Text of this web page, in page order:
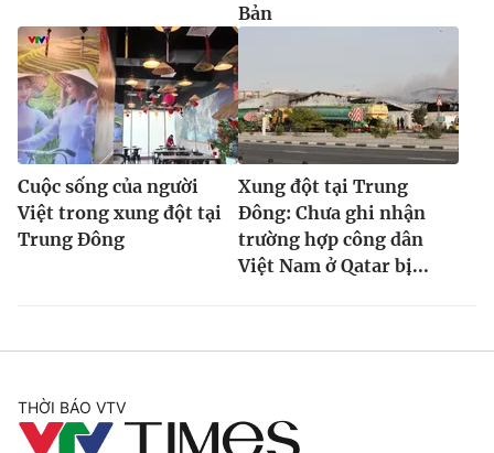
Bản
Cuộc sống của người
Việt trong xung đột tại
Trung Đông
Xung đột tại Trung
Đông: Chưa ghi nhận
trường hợp công dân
Việt Nam ở Qatar bị...
THỜI BÁO VTV